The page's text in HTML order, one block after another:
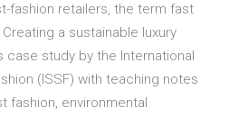
fashion retailers, the term fast
a sustainable luxury
study by the International
(ISSF) with teaching notes
fashion, environmental